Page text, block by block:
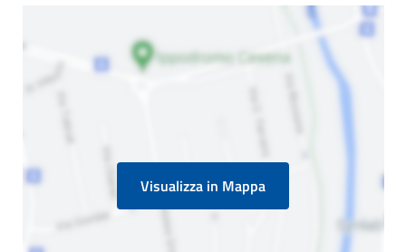
Visualizza in Mappa